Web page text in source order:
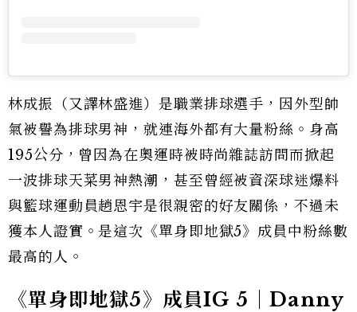
林成振（又譯林盛進）是職業排球選手，因外型帥
氣被譽為排球男神，就連海外都有大量粉絲。身高
195公分，曾因為在奧運時被時尚雜誌訪問而掀起
一波排球天菜男神熱潮，甚至曾經被資深球迷爆料
與籃球運動員趙恩宇是很親密的好友關係，不過未
獲本人證實。是這次《單身即地獄5》成員中粉絲數
最高的人。
《單身即地獄5》成員IG 5｜Danny